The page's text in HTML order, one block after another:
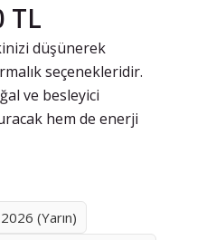
TL
düşünerek
seçenekleridir.
ve besleyici
hem de enerji
(Yarın)